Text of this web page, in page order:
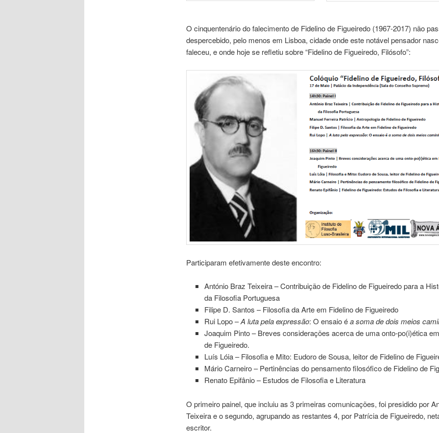
O cinquentenário do falecimento de Fidelino de Figueiredo (1967-2017) não
despercebido, pelo menos em Lisboa, cidade onde este notável pensador
faleceu, e onde hoje se refletiu sobre “Fidelino de Figueiredo, Filósofo”:
Participaram efetivamente deste encontro:
António Braz Teixeira – Contribuição de Fidelino de Figueiredo para a
da Filosofia Portuguesa
Filipe D. Santos – Filosofia da Arte em Fidelino de Figueiredo
Rui Lopo –A luta pela expressão: O ensaio éa soma de dois meios
Joaquim Pinto – Breves considerações acerca de uma onto-po(i)ética
de Figueiredo.
Luís Lóia – Filosofia e Mito: Eudoro de Sousa, leitor de Fidelino de
Mário Carneiro – Pertinências do pensamento filosófico de Fidelino de
Renato Epifânio – Estudos de Filosofia e Literatura
O primeiro painel, que incluiu as 3 primeiras comunicações, foi presidido por
Teixeira e o segundo, agrupando as restantes 4, por Patrícia de Figueiredo,
escritor.